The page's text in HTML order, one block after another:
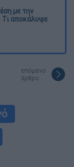
με την
Τι αποκάλυψε
επόμενο
άρθρο